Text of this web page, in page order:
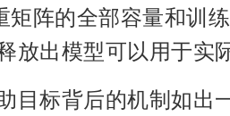
矩阵的全部容量和训
放出模型可以用于实
目标背后的机制如出